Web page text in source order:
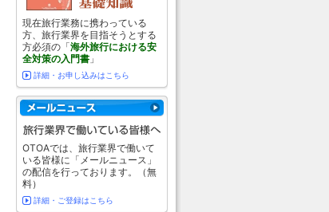
現在旅行業務に携わっている
方、旅行業界を目指そうとする
方必須の「海外旅行における安
全対策の入門書 」
詳細・お申し込みはこちら
OTOAでは、旅行業界で働いて
いる皆様に「メールニュース」
の配信を行っております。（無
料）
詳細・ご登録はこちら